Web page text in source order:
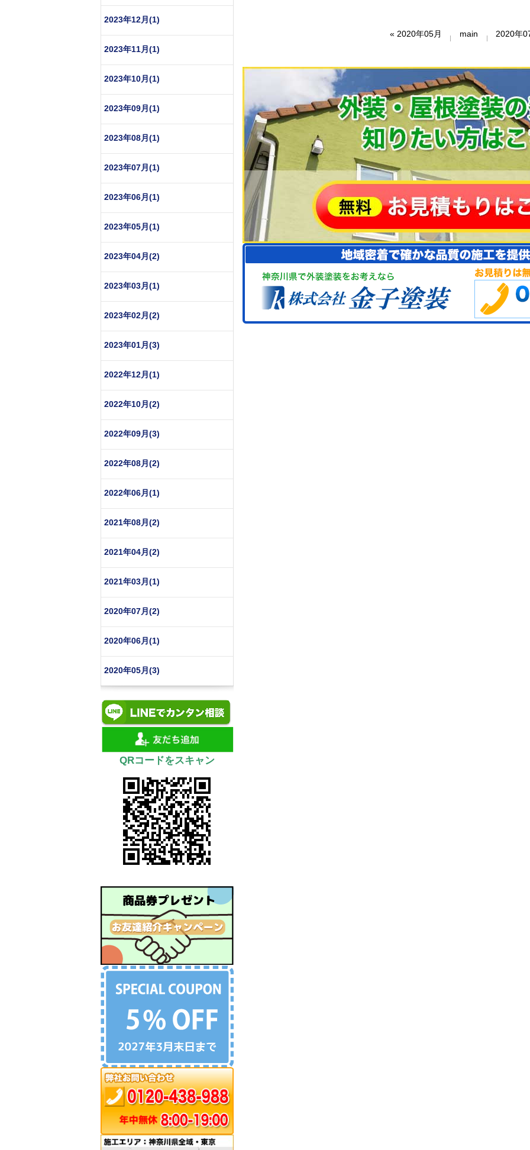
« 2020年05月 main 2020年
2023年12月(1)
2023年11月(1)
2023年10月(1)
2023年09月(1)
2023年08月(1)
2023年07月(1)
2023年06月(1)
2023年05月(1)
2023年04月(2)
2023年03月(1)
2023年02月(2)
2023年01月(3)
2022年12月(1)
2022年10月(2)
2022年09月(3)
2022年08月(2)
2022年06月(1)
2021年08月(2)
2021年04月(2)
2021年03月(1)
2020年07月(2)
2020年06月(1)
2020年05月(3)
QRコードをスキャン